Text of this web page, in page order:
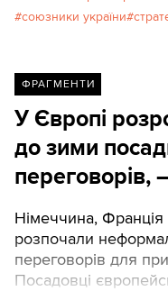
союзники україни
ФРАГМЕНТИ
У Європі
до зими
переговорів,
Німеччина, Франція
розпочали
переговорів для
Посадовці